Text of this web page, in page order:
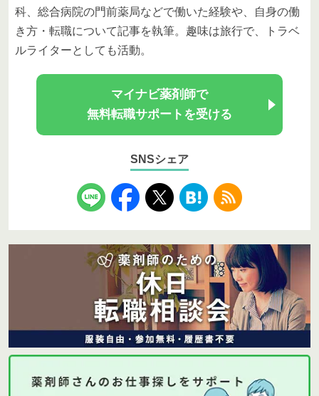
科、総合病院の門前薬局などで働いた経験や、自身の働
き方・転職について記事を執筆。趣味は旅行で、トラベ
ルライターとしても活動。
マイナビ薬剤師で
無料転職サポートを受ける
SNSシェア